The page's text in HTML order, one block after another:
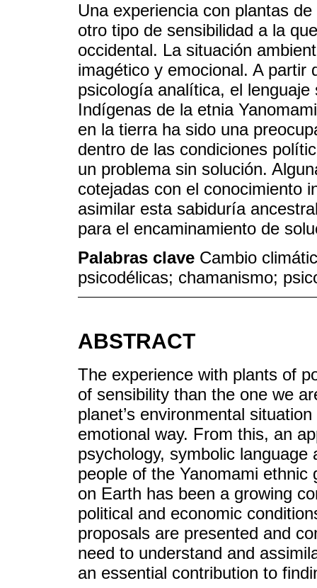
Una experiencia con plantas
otro tipo de sensibilidad a la
occidental. La situación
imagético y emocional. A partir
psicología analítica, el
Indígenas de la etnia
en la tierra ha sido una
dentro de las condiciones
un problema sin solución.
cotejadas con el conocimiento
asimilar esta sabiduría
para el encaminamiento de
Palabras clave Cambio
psicodélicas; chamanismo;
ABSTRACT
The experience with plants of
of sensibility than the one we
planet’s environmental
emotional way. From this, an
psychology, symbolic
people of the Yanomami
on Earth has been a growing
political and economic
proposals are presented and
need to understand and
an essential contribution to